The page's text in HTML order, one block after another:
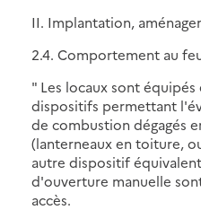
II. Implantation,
2.4. Comportement au
" Les locaux sont
dispositifs permettant
de combustion dégagés
(lanterneaux en toiture,
autre dispositif
d'ouverture manuelle
accès.